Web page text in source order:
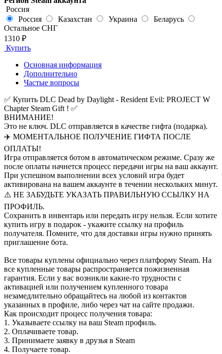
Россия
Россия
Казахстан Украина
Беларусь
Остальное СНГ
1310 ₽
Купить
Основная информация
Дополнительно
Частые вопросы
✅ Купить DLC Dead by Daylight - Resident Evil: PROJECT W
Chapter Steam Gift ! ✅
ВНИМАНИЕ!
Это не ключ. DLC отправляется в качестве гифта (подарка).
✈️ МОМЕНТАЛЬНОЕ ПОЛУЧЕНИЕ ГИФТА ПОСЛЕ
ОПЛАТЫ!
Игра отправляется ботом в автоматическом режиме. Сразу же
после оплаты начнется процесс передачи игры на ваш аккаунт.
При успешном выполнении всех условий игра будет
активирована на вашем аккаунте в течении нескольких минут.
⚠️ НЕ ЗАБУДЬТЕ УКАЗАТЬ ПРАВИЛЬНУЮ ССЫЛКУ НА
ПРОФИЛЬ.
Сохранить в инвентарь или передать игру нельзя. Если хотите
купить игру в подарок - укажите ссылку на профиль
получателя. Помните, что для доставки игры нужно принять
приглашение бота.
Все товары куплены официально через платформу Steam. На
все купленные товары распространяется пожизненная
гарантия. Если у вас возникли какие-то трудности с
активацией или получением купленного товара
незамедлительно обращайтесь на любой из контактов
указанных в профиле, либо через чат на сайте продажи.
Как происходит процесс получения товара:
1. Указываете ссылку на ваш Steam профиль.
2. Оплачиваете товар.
3. Принимаете заявку в друзья в Steam
4. Получаете товар.